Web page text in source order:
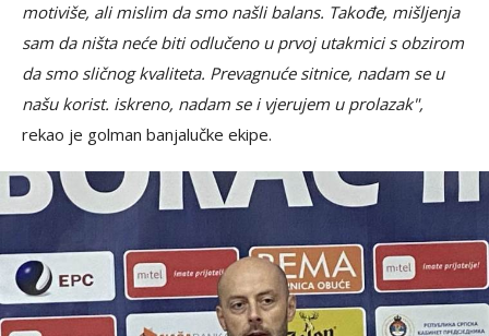
motiviše, ali mislim da smo našli balans. Takođe, mišljenja
sam da ništa neće biti odlučeno u prvoj utakmici s obzirom
da smo sličnog kvaliteta. Prevagnuće sitnice, nadam se u
našu korist. iskreno, nadam se i vjerujem u prolazak",
rekao je golman banjalučke ekipe.